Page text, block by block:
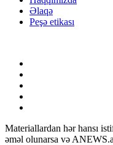
Əlaqə
Peşə etikası
Materiallardan hər hansı
əməl olunarsa və